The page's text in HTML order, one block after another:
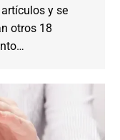
y se
otros 18